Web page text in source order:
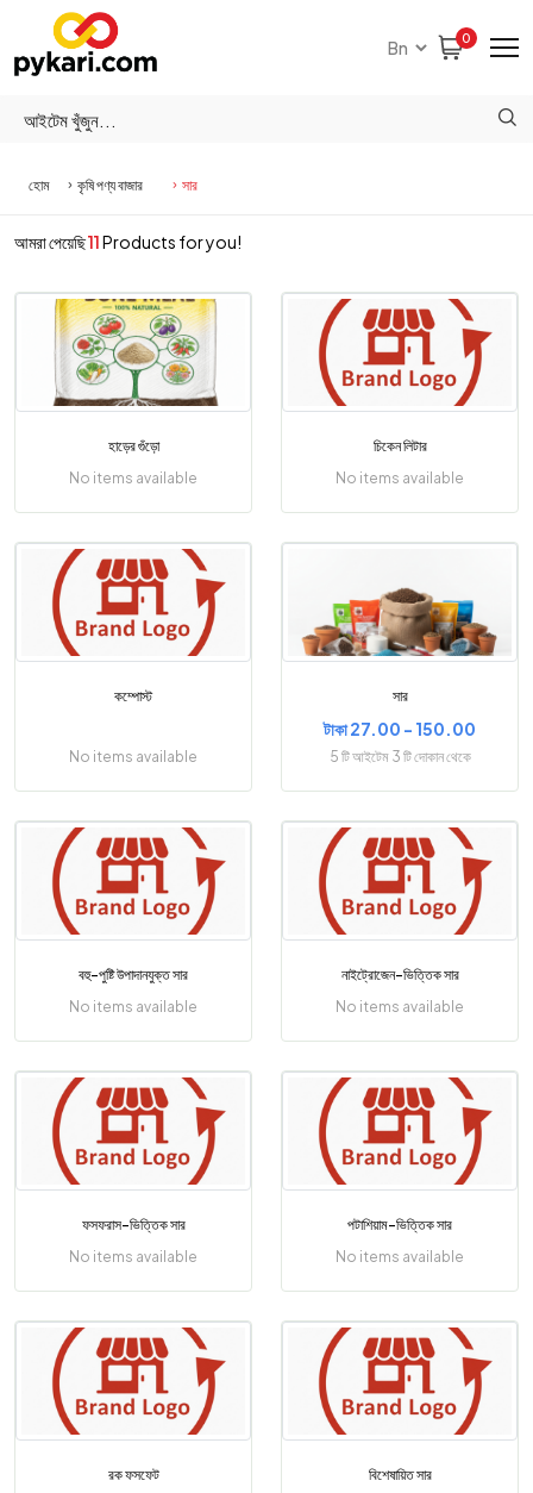
0
হোম কৃষি পণ্য বাজার সার
আমরা পেয়েছি11Products for you!
হাড়ের গুঁড়ো
No items available
চিকেন লিটার
No items available
কম্পোস্ট
No items available
সার
টাকা 27.00 - 150.00
5 টি আইটেম 3 টি দোকান থেকে
বহু-পুষ্টি উপাদানযুক্ত সার
No items available
নাইট্রোজেন-ভিত্তিক সার
No items available
ফসফরাস-ভিত্তিক সার
No items available
পটাশিয়াম-ভিত্তিক সার
No items available
রক ফসফেট
বিশেষায়িত সার